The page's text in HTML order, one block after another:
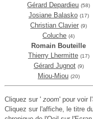
Gérard Depardieu (58)
Josiane Balasko (17)
Christian Clavier (9)
Coluche (4)
Romain Bouteille
Thierry Lhermitte (17)
Gérard Jugnot (9)
Miou-Miou (20)
Cliquez sur ' zoom' pour voir
Cliquez sur l'affiche, le titre